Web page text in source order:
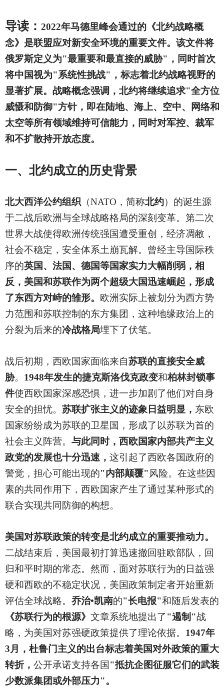
导读： 2022年马德里峰会通过的《北约战略概
念》是联盟应对新安全环境的重要文件。该文件将
俄罗斯定义为"最重要和最直接的威胁"，同时首次
将中国视为"系统性挑战"，标志着北约战略视野的
显著扩展。战略概念强调，北约将继续追求"全方位
威慑和防御"方针，即在陆地、海上、空中、网络和
太空等所有领域维持可信能力，同时对军控、裁军
和不扩散持开放态度。
一、北约成立的历史背景
北大西洋公约组织（NATO，简称北约）的诞生源
于二战后欧洲与全球战略格局的深刻变革。第二次
世界大战使得欧洲传统强国遭受重创，经济凋敝，
社会不稳定，安全体系土崩瓦解。曾经主导国际秩
序的英国、法国、德国等国家实力大幅削弱，相
反，美国和苏联作为两个超级大国迅速崛起，形成
了东西方对峙的雏形。 欧洲实际上被划分为西方势
力范围和苏联控制的东方集团，这种地缘政治上的
分裂为后来的冷战格局埋下了伏笔。
战后初期，西欧国家面临来自苏联的直接安全威
胁。 1948年发生的捷克斯洛伐克政变和柏林封锁事
件使西欧国家深感恐惧，进一步加剧了他们对自身
安全的担忧。 苏联扩张主义的迹象日益明显， 东欧
国家纷纷成为苏联的卫星国，形成了以苏联为首的
社会主义阵营。 与此同时，西欧国家内部共产主义
政党的发展也十分迅速， 这引起了西欧各国政府的
警觉，担心可能出现的"内部颠覆"风险。在这些因
素的共同作用下，西欧国家产生了通过某种形式的
联合实现共同防御的构想。
美国对苏联政策的转变是北约成立的重要推动力。
二战结束后，美国最初打算迅速撤回驻欧部队，回
归和平时期的常态。然而，面对苏联行为的日益强
硬和西欧的不稳定状况，美国政策制定者开始重新
评估全球战略。 乔治•凯南的"长电报"和随后发表的
《苏联行为的根源》 文章系统地提出了 "遏制"战
略，为美国对苏强硬政策提供了理论依据。 1947年
3月，杜鲁门主义的出台标志着美国对外政策的重大
转折， 公开承诺支持各国 "抵抗企图征服它们的武装
少数派集团或外部压力"。